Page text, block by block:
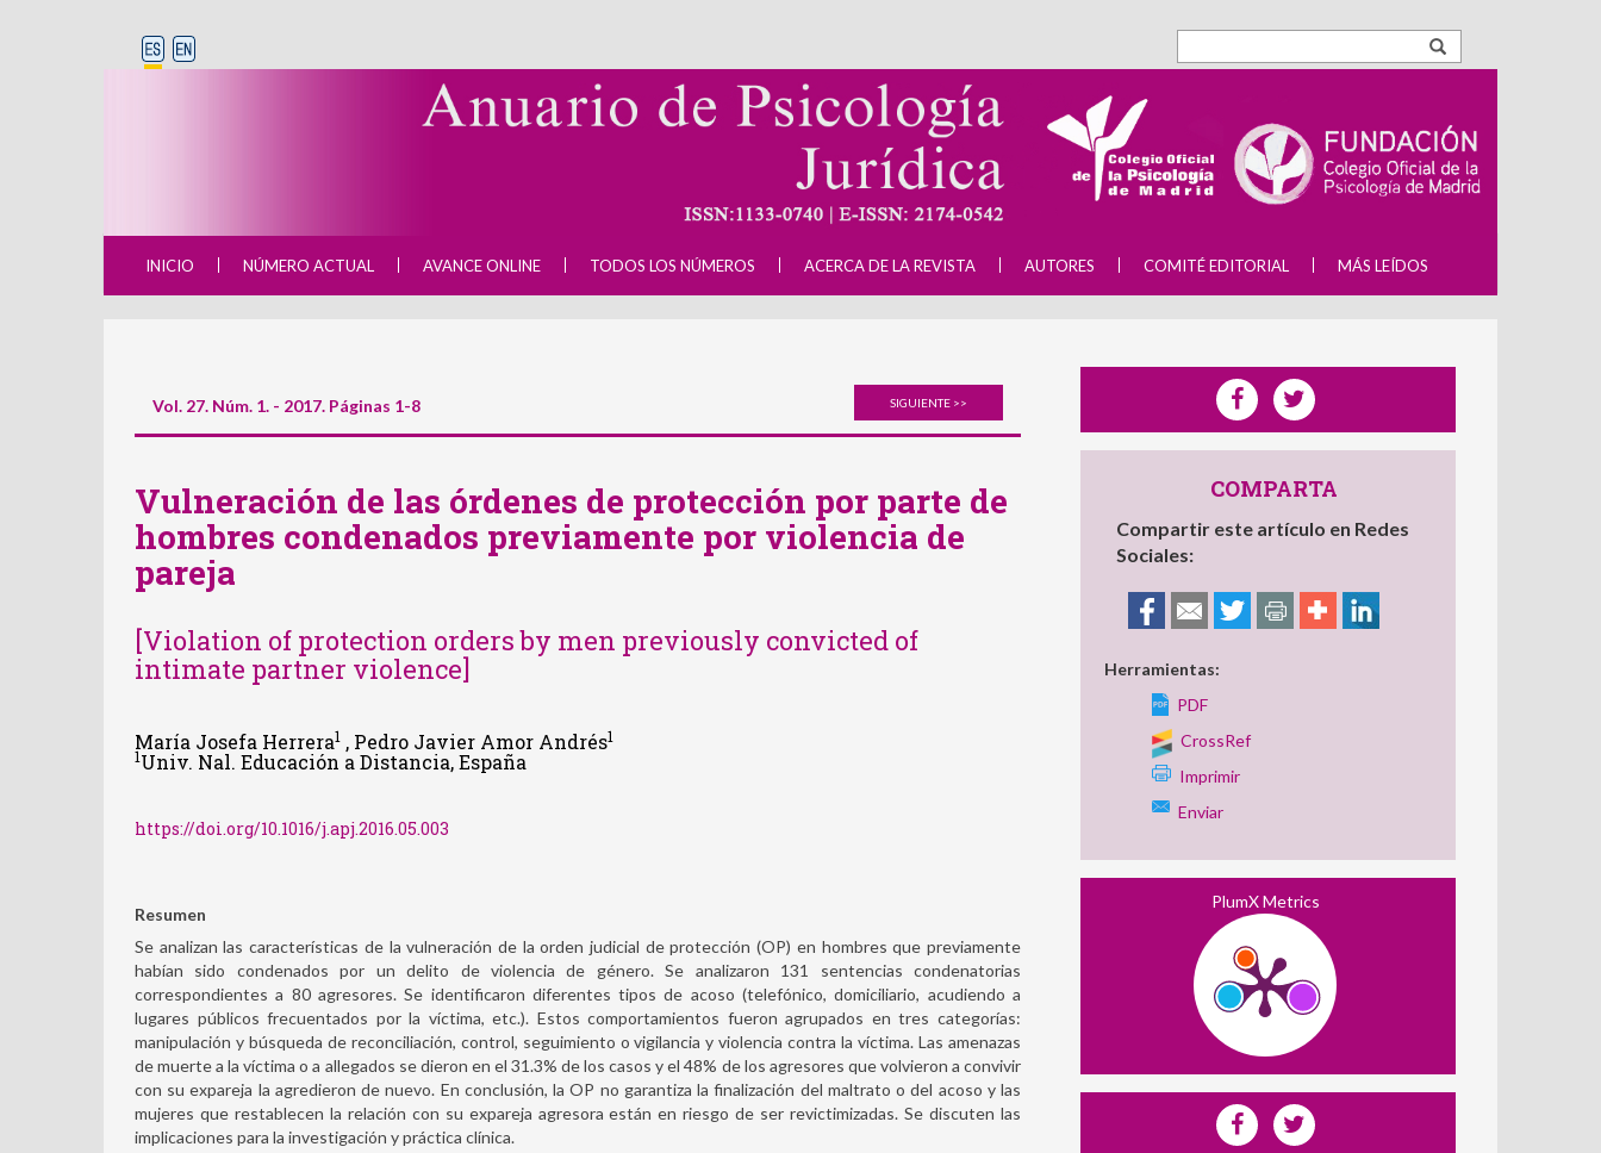
INICIO NÚMERO ACTUAL AVANCE ONLINE TODOS LOS NÚMEROS ACERCA DE LA REVISTA AUTORES COMITÉ EDITORIAL MÁS LEÍDOS
Vol. 27. Núm. 1. - 2017. Páginas 1-8 SIGUIENTE >>
Vulneración de las órdenes de protección por parte de
hombres condenados previamente por violencia de
pareja
[Violation of protection orders by men previously convicted of
intimate partner violence]
María Josefa Herrera1 , Pedro Javier Amor Andrés1
1Univ. Nal. Educación a Distancia, España
https://doi.org/10.1016/j.apj.2016.05.003
Resumen
Se analizan las características de la vulneración de la orden judicial de protección (OP) en hombres que previamente
habían sido condenados por un delito de violencia de género. Se analizaron 131 sentencias condenatorias
correspondientes a 80 agresores. Se identificaron diferentes tipos de acoso (telefónico, domiciliario, acudiendo a
lugares públicos frecuentados por la víctima, etc.). Estos comportamientos fueron agrupados en tres categorías:
manipulación y búsqueda de reconciliación, control, seguimiento o vigilancia y violencia contra la víctima. Las amenazas
de muerte a la víctima o a allegados se dieron en el 31.3% de los casos y el 48% de los agresores que volvieron a convivir
con su expareja la agredieron de nuevo. En conclusión, la OP no garantiza la finalización del maltrato o del acoso y las
mujeres que restablecen la relación con su expareja agresora están en riesgo de ser revictimizadas. Se discuten las
implicaciones para la investigación y práctica clínica.
COMPARTA
Compartir este artículo en Redes
Sociales:
Herramientas:
PDF
CrossRef
Imprimir
Enviar
PlumX Metrics